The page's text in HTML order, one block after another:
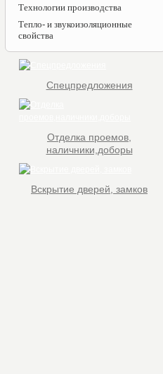
Технологии производства
Тепло- и звукоизоляционные
свойства
Спецпредложения
Отделка проемов,
наличники,доборы
Вскрытие дверей, замков